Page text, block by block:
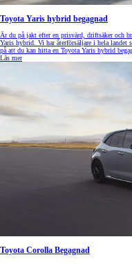
Toyota Yaris hybrid begagnad
Är du på jakt efter en prisvärd, driftsäker och
Yaris hybrid. Vi har återförsäljare i hela landet
på att du kan hitta en Toyota Yaris hybrid
Läs mer
Toyota Corolla Begagnad